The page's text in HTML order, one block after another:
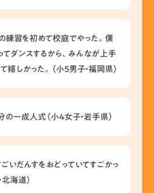
練習を初めて校庭でやった。僕
てダンスするから、みんなが上手
嬉しかった。（小5男子・福岡県）
の一成人式（小4女子・岩手県）
いだんすをおどっていてすごかっ
北海道）